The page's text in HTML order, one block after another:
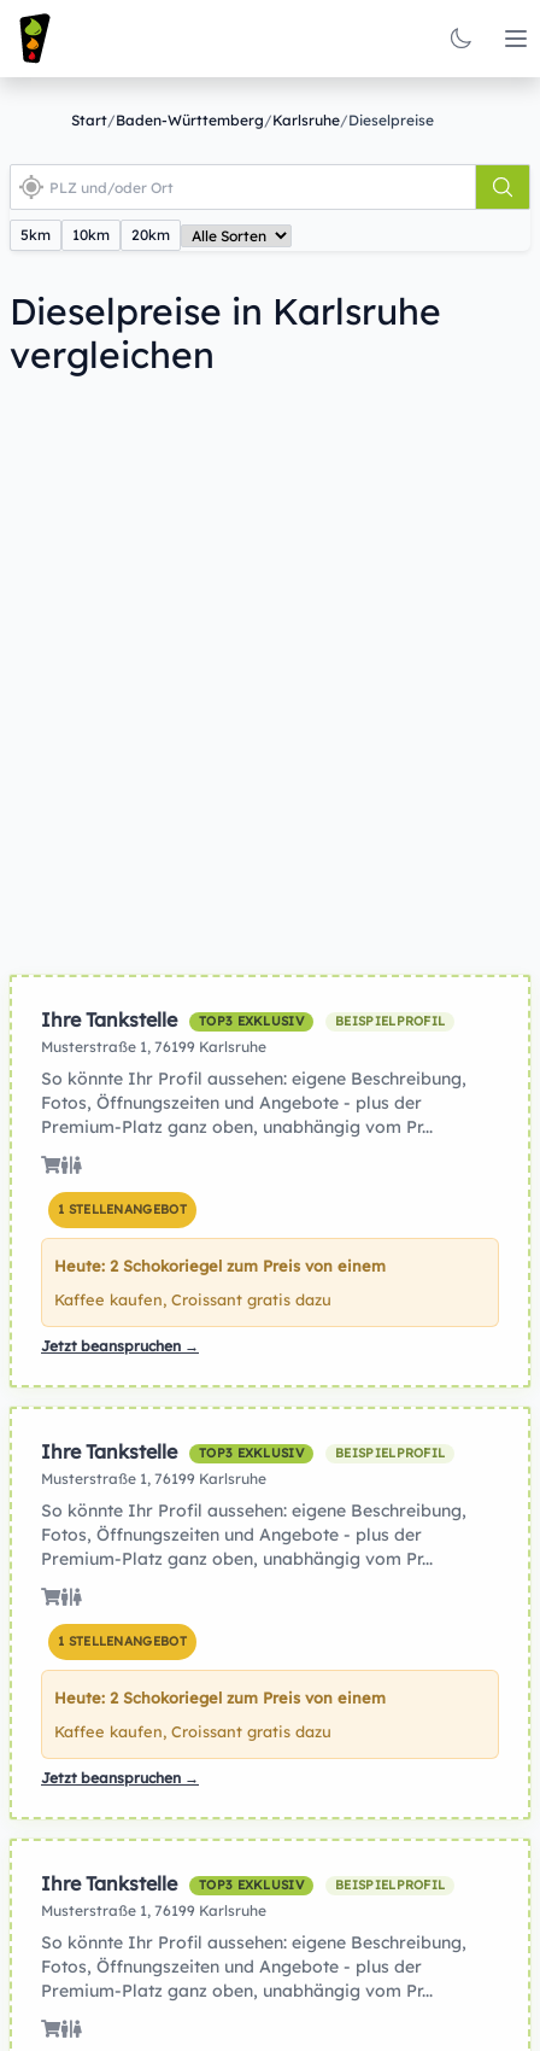
Start/Baden-Württemberg/Karlsruhe/Dieselpreise
5km 10km 20km
Dieselpreise in Karlsruhe
vergleichen
Ihre Tankstelle TOP3 EXKLUSIV BEISPIELPROFIL
Musterstraße 1, 76199 Karlsruhe
So könnte Ihr Profil aussehen: eigene Beschreibung,
Fotos, Öffnungszeiten und Angebote - plus der
Premium-Platz ganz oben, unabhängig vom Pr...
1 STELLENANGEBOT
Heute: 2 Schokoriegel zum Preis von einem
Kaffee kaufen, Croissant gratis dazu
Jetzt beanspruchen →
Ihre Tankstelle TOP3 EXKLUSIV BEISPIELPROFIL
Musterstraße 1, 76199 Karlsruhe
So könnte Ihr Profil aussehen: eigene Beschreibung,
Fotos, Öffnungszeiten und Angebote - plus der
Premium-Platz ganz oben, unabhängig vom Pr...
1 STELLENANGEBOT
Heute: 2 Schokoriegel zum Preis von einem
Kaffee kaufen, Croissant gratis dazu
Jetzt beanspruchen →
Ihre Tankstelle TOP3 EXKLUSIV BEISPIELPROFIL
Musterstraße 1, 76199 Karlsruhe
So könnte Ihr Profil aussehen: eigene Beschreibung,
Fotos, Öffnungszeiten und Angebote - plus der
Premium-Platz ganz oben, unabhängig vom Pr...